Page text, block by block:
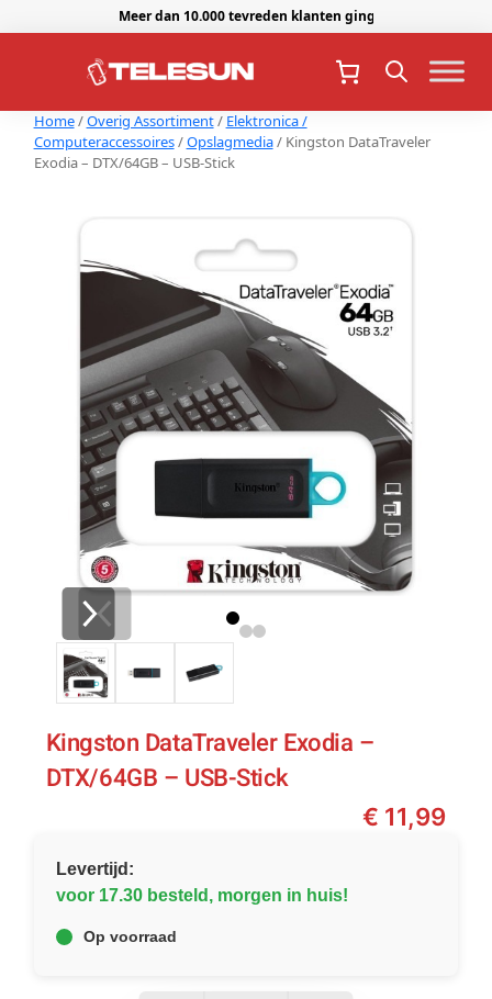
Meer dan 10.000 tevreden klanten gingen je voor.
Home/Overig Assortiment/ Elektronica /
Computeraccessoires/Opslagmedia/ Kingston DataTraveler
Exodia – DTX/64GB – USB-Stick
Kingston DataTraveler Exodia –
DTX/64GB – USB-Stick
€ 11,99
Levertijd:
voor 17.30 besteld, morgen in huis!
Op voorraad